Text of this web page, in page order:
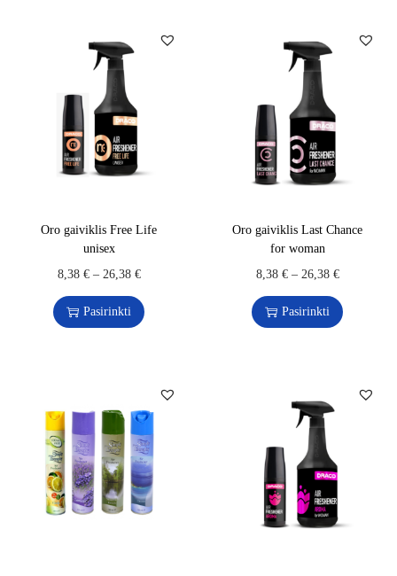
Oro gaiviklis Free Life
unisex
8,38 €– 26,38 €
Pasirinkti
Oro gaiviklis Last Chance
for woman
8,38 €– 26,38 €
Pasirinkti